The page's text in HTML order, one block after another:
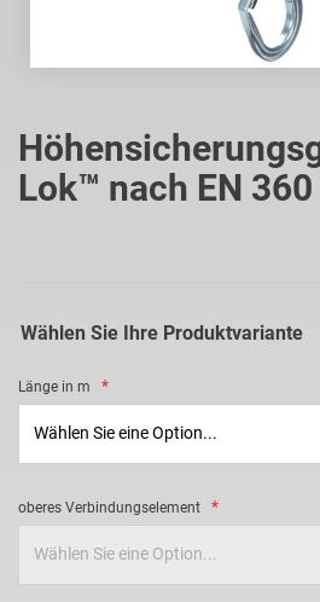
Lok™ nach EN 360
Wählen Sie Ihre Produktvariante
Länge in m
oberes Verbindungselement
Anfang
der
Bildgalerie